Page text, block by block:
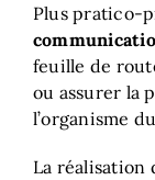
Plus pratico-
feuille de
ou assurer la
l’organisme
La réalisation